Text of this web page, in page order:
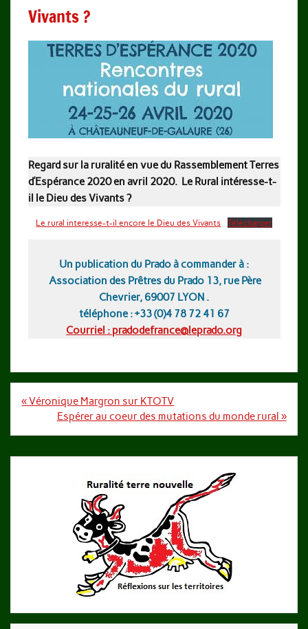
Vivants ?
Regard sur la ruralité en vue du Rassemblement Terres
d’Espérance 2020 en avril 2020. Le Rural intéresse-t-
il le Dieu des Vivants ?
Le rural interesse-t-il encore le Dieu des Vivants Télécharger
Un publication du Prado à commander à :
Association des Prêtres du Prado 13, rue Père
Chevrier, 69007 LYON .
téléphone : +33 (0)4 78 72 41 67
Courriel : pradodefrance@leprado.org
Navigation
« Véronique Margron sur KTOTV
Espérer au coeur des mutations du monde rural »